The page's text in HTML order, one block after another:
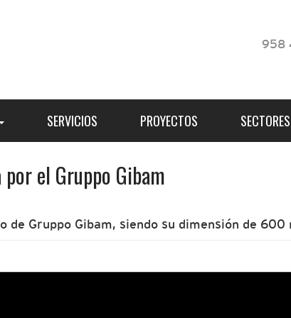
958
SERVICIOS PROYECTOS SECTORES
el Gruppo Gibam
Gruppo Gibam, siendo su dimensión de 600